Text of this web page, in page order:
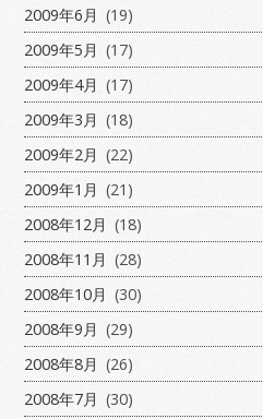
2009年6月 (19)
2009年5月 (17)
2009年4月 (17)
2009年3月 (18)
2009年2月 (22)
2009年1月 (21)
2008年12月 (18)
2008年11月 (28)
2008年10月 (30)
2008年9月 (29)
2008年8月 (26)
2008年7月 (30)